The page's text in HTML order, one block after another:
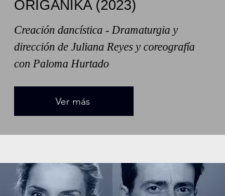
ORIGÁNIKA (2023)
Creación dancística - Dramaturgia y
dirección de Juliana Reyes y coreografía
con Paloma Hurtado
Ver más